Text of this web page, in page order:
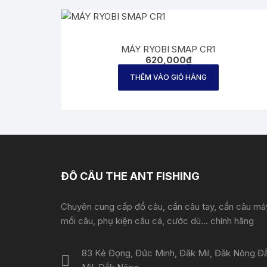
MÁY RYOBI SMAP CR1
620,000₫
THÊM VÀO GIỎ HÀNG
ĐỒ CÂU THE ANT FISHING
Chuyên cung cấp đồ câu, cần câu tay, cần câu
mồi câu, phụ kiện câu cá, cước dù... chính hãng
83 Kẻ Đọng, Đức Minh, Đăk Mil, Đăk Nông